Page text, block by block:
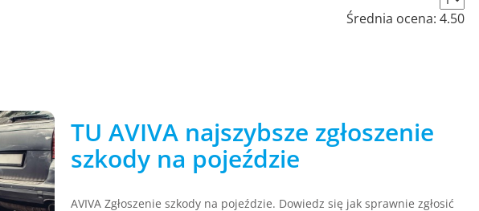
Średnia ocena: 4.50
TU AVIVA najszybsze zgłoszenie
szkody na pojeździe
AVIVA Zgłoszenie szkody na pojeździe. Dowiedz się jak sprawnie zgłosić